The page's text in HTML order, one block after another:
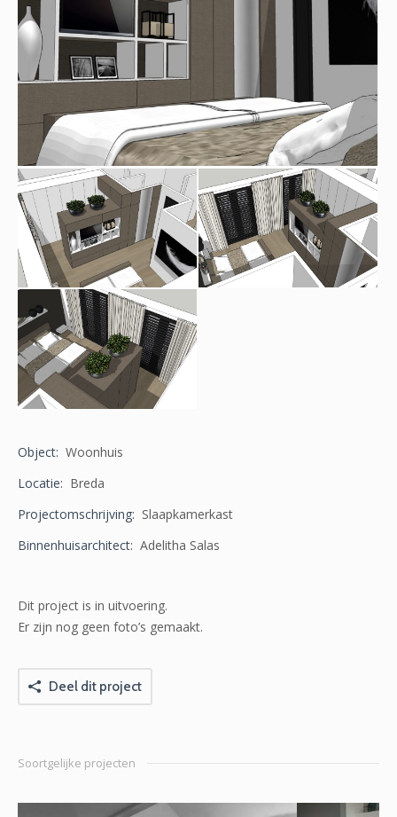
Object: Woonhuis
Locatie: Breda
Projectomschrijving: Slaapkamerkast
Binnenhuisarchitect: Adelitha Salas
Dit project is in uitvoering.
Er zijn nog geen foto’s gemaakt.
Deel dit project
Soortgelijke projecten